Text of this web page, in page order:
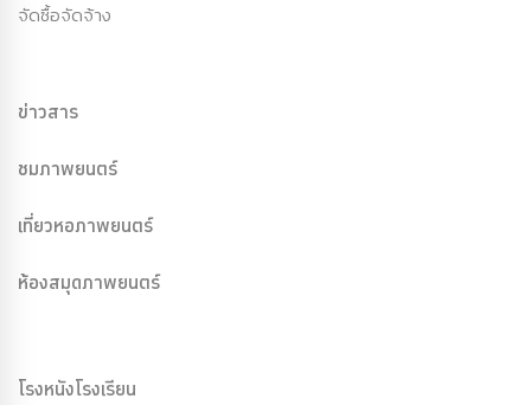
จัดซื้อจัดจ้าง
ข่าวสาร
ชมภาพยนตร์
เที่ยวหอภาพยนตร์
ห้องสมุดภาพยนตร์
โรงหนังโรงเรียน